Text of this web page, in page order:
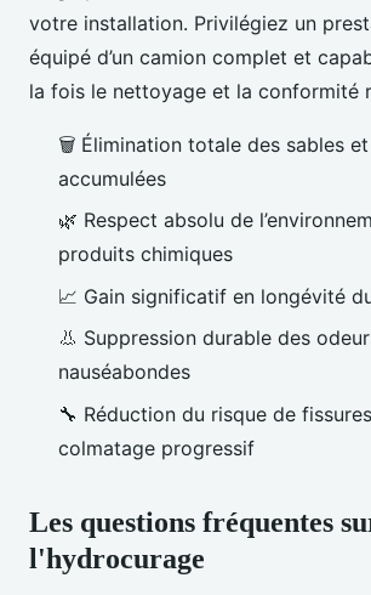
votre installation. Privilégiez un
équipé d’un camion complet et
la fois le nettoyage et la conformité
🗑️ Élimination totale des sables
accumulées
🌿 Respect absolu de
produits chimiques
📈 Gain significatif en longévité
👃 Suppression durable des
nauséabondes
🔧 Réduction du risque de
colmatage progressif
Les questions fréquentes
l'hydrocurage